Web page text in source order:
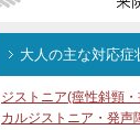
大人の主な対応症
ジストニア(痙性斜頸
カルジストニア・発声